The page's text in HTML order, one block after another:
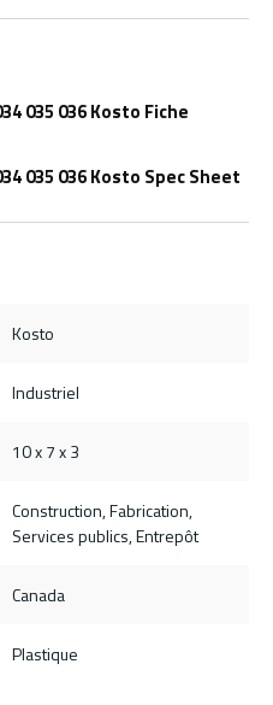
035 036 Kosto Fiche
035 036 Kosto Spec Sheet
Kosto
Industriel
10 x 7 x 3
Construction, Fabrication,
Services publics, Entrepôt
Canada
Plastique